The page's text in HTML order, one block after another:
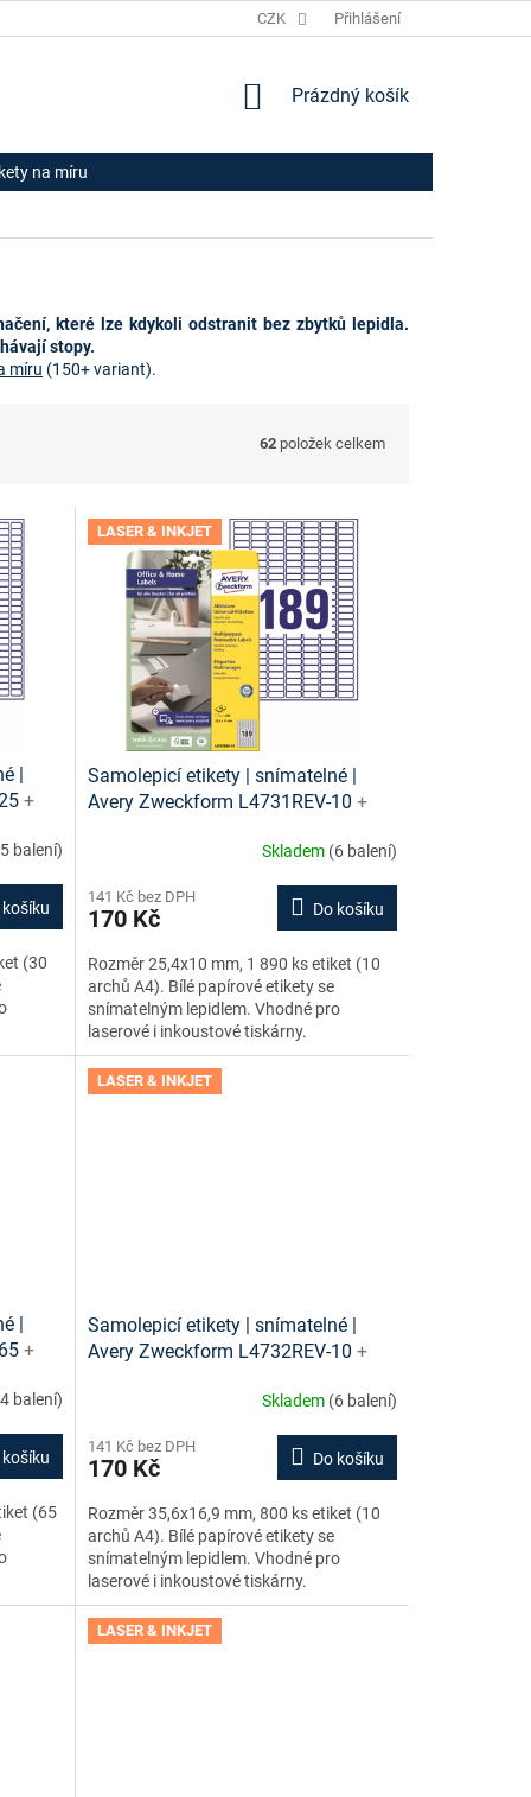
HODNOCENÍ OBCHODU
CZK Přihlášení
NÁKUPNÍ
Prázdný košík
na míru
které lze kdykoli odstranit bez zbytků lepidla.
stopy.
míru (150+ variant).
62 položek celkem
|
+
balení)
košíku
(30
LASER & INKJET
Samolepicí etikety | snímatelné |
Avery Zweckform L4731REV-10 +
Skladem (6 balení)
141 Kč bez DPH
170 Kč Do košíku
Rozměr 25,4x10 mm, 1 890 ks etiket (10
archů A4). Bílé papírové etikety se
snímatelným lepidlem. Vhodné pro
laserové i inkoustové tiskárny.
|
+
balení)
košíku
(65
LASER & INKJET
Samolepicí etikety | snímatelné |
Avery Zweckform L4732REV-10 +
Skladem (6 balení)
141 Kč bez DPH
170 Kč Do košíku
Rozměr 35,6x16,9 mm, 800 ks etiket (10
archů A4). Bílé papírové etikety se
snímatelným lepidlem. Vhodné pro
laserové i inkoustové tiskárny.
LASER & INKJET